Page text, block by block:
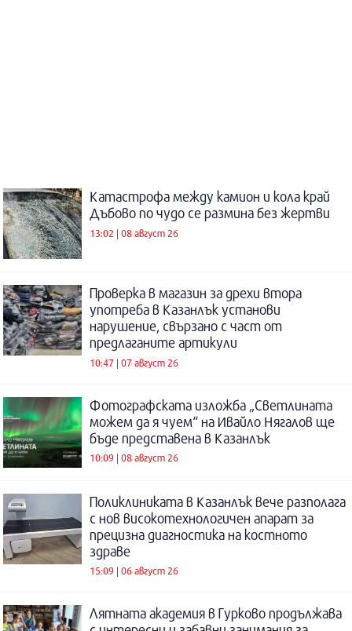
Катастрофа между камион и кола край
Дъбово по чудо се размина без жертви
13:02 | 08 август 26
Проверка в магазин за дрехи втора
употреба в Казанлък установи
нарушение, свързано с част от
предлаганите артикули
10:47 | 07 август 26
Фотографската изложба „Светлината
можем да я чуем“ на Ивайло Нягалов ще
бъде представена в Казанлък
10:09 | 08 август 26
Поликлиниката в Казанлък вече разполага
с нов високотехнологичен апарат за
прецизна диагностика на костното
здраве
15:09 | 06 август 26
Лятната академия в Гурково продължава